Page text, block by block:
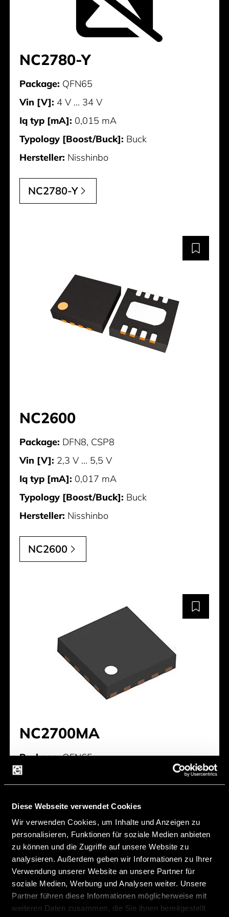
Diese Webseite verwendet Cookies
Wir verwenden Cookies, um Inhalte und Anzeigen zu
personalisieren, Funktionen für soziale Medien anbieten
zu können und die Zugriffe auf unsere Website zu
analysieren. Außerdem geben wir Informationen zu Ihrer
Verwendung unserer Website an unsere Partner für
soziale Medien, Werbung und Analysen weiter. Unsere
Partner führen diese Informationen möglicherweise mit
weiteren Daten zusammen, die Sie ihnen bereitgestellt
NC2780-Y
Package: QFN65
Vin [V]: 4 V ... 34 V
Iq typ [mA]: 0,015 mA
Typology [Boost/Buck]: Buck
Hersteller: Nisshinbo
NC2780-Y
NC2600
Package: DFN8, CSP8
Vin [V]: 2,3 V ... 5,5 V
Iq typ [mA]: 0,017 mA
Typology [Boost/Buck]: Buck
Hersteller: Nisshinbo
NC2600
NC2700MA
Package:QFN65
Vin [V]:
Typology [Boost/Buck]:Buck
Hersteller:Nisshinbo
NC2700MA